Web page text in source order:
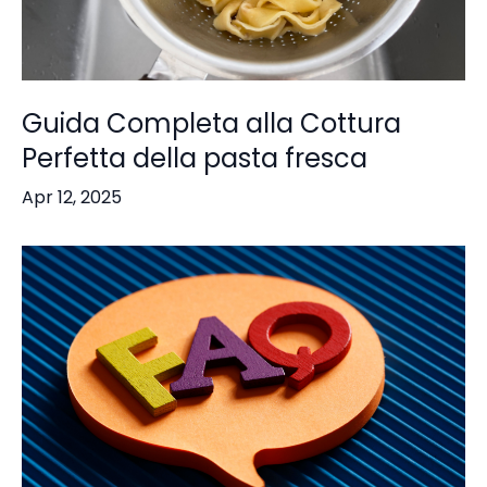
Guida Completa alla Cottura
Perfetta della pasta fresca
Apr 12, 2025